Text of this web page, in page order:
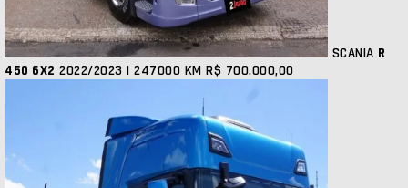
SCANIA R
450 6X2 2022/2023 | 247000 KM R$ 700.000,00